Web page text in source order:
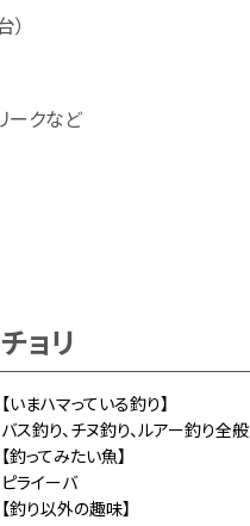
ークなど
チョリ
【いまハマっている釣り】
バス釣り、チヌ釣り、ルアー釣り全般
【釣ってみたい魚】
ピライーバ
【釣り以外の趣味】